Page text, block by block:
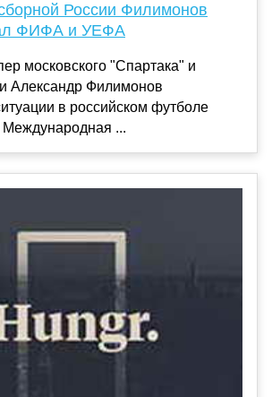
России Филимонов
ФИФА и УЕФА
московского "Спартака" и
Александр Филимонов
в российском футболе
Международная ...